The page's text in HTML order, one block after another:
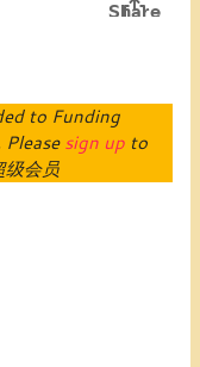
to Funding
sign up to
级会员